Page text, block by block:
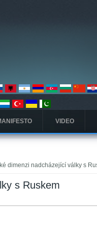
VIDEO
dimenzi nadcházející války s
s Ruskem